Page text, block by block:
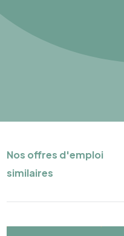
Nos offres d'emploi
similaires